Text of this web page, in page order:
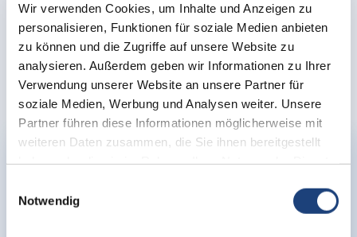
Wir verwenden Cookies, um Inhalte und Anzeigen zu
personalisieren, Funktionen für soziale Medien anbieten
zu können und die Zugriffe auf unsere Website zu
analysieren. Außerdem geben wir Informationen zu Ihrer
Verwendung unserer Website an unsere Partner für
soziale Medien, Werbung und Analysen weiter. Unsere
Partner führen diese Informationen möglicherweise mit
weiteren Daten zusammen, die Sie ihnen bereitgestellt
Notwendig
Was unsere Kunden über uns sagen
Der Mitarbeiter von AudioMee kam zum